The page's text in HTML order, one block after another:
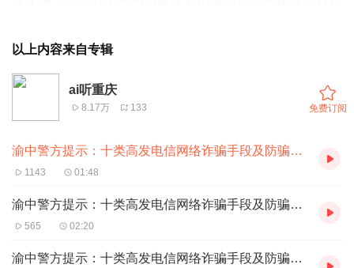
网络诈骗案件仍处于高发多发态势。渝中警方在深入推进打
击电信网络诈骗犯罪行动的同时，为进一步提高广大群众的
识骗、防骗能力，整理近年来十大高发多发电信网络诈骗手
法和防骗提醒：
受害人订购机票后，收到诈骗分子发来的“飞机故障或天气
中的诈骗分子假冒的“客服”电话联系后，“客服”会引导受害
以上内容来自专辑
ai听重庆
8.17万 133 免费订阅
渝中警方提示：十类高发电信网络诈骗手段及防骗提醒（十）
1143 01:48
渝中警方提示：十类高发电信网络诈骗手段及防骗提醒（九）
565 02:20
渝中警方提示：十类高发电信网络诈骗手段及防骗提醒（八）